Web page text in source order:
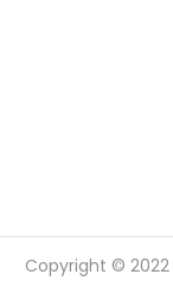
Copyright © 2022